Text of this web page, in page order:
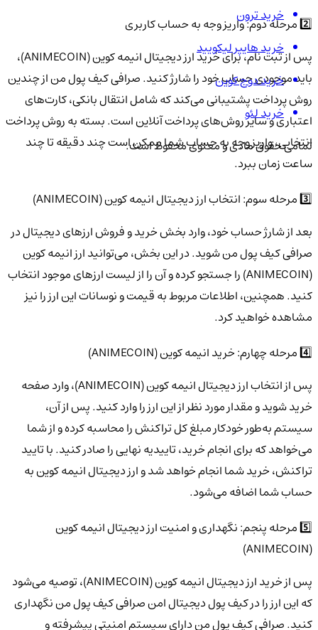
2️⃣ مرحله دوم: واریز وجه به حساب کاربری
پس از ثبت نام، برای خرید ارز دیجیتال انیمه کوین (ANIMECOIN)،
باید موجودی حساب خود را شارژ کنید. صرافی کیف پول من از چندین
روش پرداخت پشتیبانی می‌کند که شامل انتقال بانکی، کارت‌های
اعتباری و سایر روش‌های پرداخت آنلاین است. بسته به روش پرداخت
انتخابی، واریز وجه به حساب شما ممکن است چند دقیقه تا چند
ساعت زمان ببرد.
3️⃣ مرحله سوم: انتخاب ارز دیجیتال انیمه کوین (ANIMECOIN)
بعد از شارژ حساب خود، وارد بخش خرید و فروش ارزهای دیجیتال در
صرافی کیف پول من شوید. در این بخش، می‌توانید ارز انیمه کوین
(ANIMECOIN) را جستجو کرده و آن را از لیست ارزهای موجود انتخاب
کنید. همچنین، اطلاعات مربوط به قیمت و نوسانات این ارز را نیز
مشاهده خواهید کرد.
4️⃣ مرحله چهارم: خرید انیمه کوین (ANIMECOIN)
پس از انتخاب ارز دیجیتال انیمه کوین (ANIMECOIN)، وارد صفحه
خرید شوید و مقدار مورد نظر از این ارز را وارد کنید. پس از آن،
سیستم به‌طور خودکار مبلغ کل تراکنش را محاسبه کرده و از شما
می‌خواهد که برای انجام خرید، تاییدیه نهایی را صادر کنید. با تایید
تراکنش، خرید شما انجام خواهد شد و ارز دیجیتال انیمه کوین به
حساب شما اضافه می‌شود.
5️⃣ مرحله پنجم: نگهداری و امنیت ارز دیجیتال انیمه کوین
پس از خرید ارز دیجیتال انیمه کوین (ANIMECOIN)، توصیه می‌شود
که این ارز را در کیف پول دیجیتال امن صرافی کیف پول من نگهداری
کنید. صرافی کیف پول من دارای سیستم امنیتی پیشرفته و
خرید ترون
خرید هایپر لیکویید
خرید دوج کوین
خرید لئو
تمامی حقوق مادی و معنوی محفوظ است.